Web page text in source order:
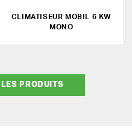
CLIMATISEUR MOBIL 6 KW
MONO
PRODUITS